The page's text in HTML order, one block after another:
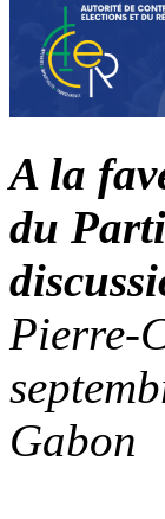
A la
du
Pierre-
Gabon